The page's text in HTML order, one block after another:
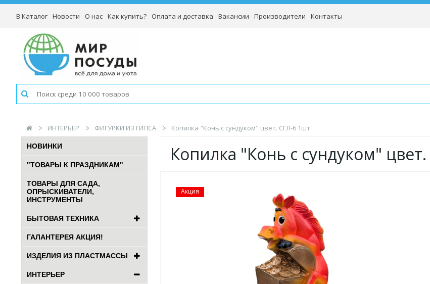
В Каталог Новости О нас Как купить? Оплата и доставка Вакансии Производители Контакты
ИНТЕРЬЕР ФИГУРКИ ИЗ ГИПСА Копилка "Конь с сундуком" цвет. СГЛ-6 1шт.
НОВИНКИ
"ТОВАРЫ К ПРАЗДНИКАМ"
ТОВАРЫ ДЛЯ САДА,
ОПРЫСКИВАТЕЛИ,
ИНСТРУМЕНТЫ
БЫТОВАЯ ТЕХНИКА
ГАЛАНТЕРЕЯ АКЦИЯ!
ИЗДЕЛИЯ ИЗ ПЛАСТМАССЫ
ИНТЕРЬЕР
Копилка "Конь с сундуком"
Акция